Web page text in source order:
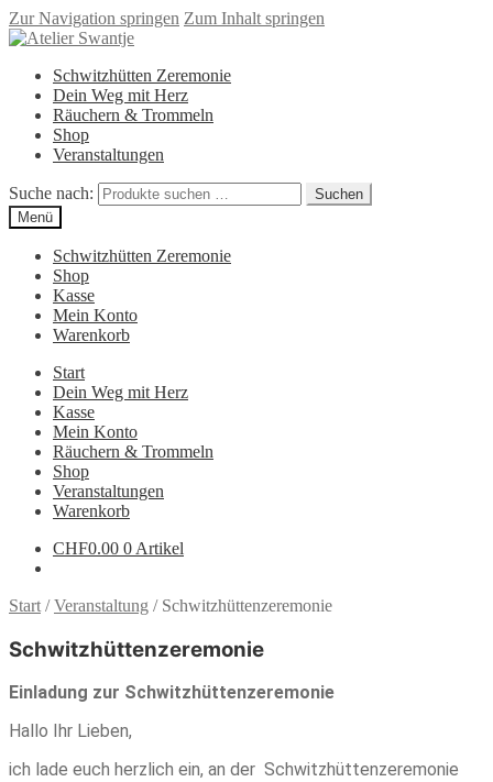
Zur Navigation springen Zum Inhalt springen
Schwitzhütten Zeremonie
Dein Weg mit Herz
Räuchern & Trommeln
Shop
Veranstaltungen
Suche nach:
Suchen
Menü
Schwitzhütten Zeremonie
Shop
Kasse
Mein Konto
Warenkorb
Start
Dein Weg mit Herz
Kasse
Mein Konto
Räuchern & Trommeln
Shop
Veranstaltungen
Warenkorb
CHF0.00 0 Artikel
Start /Veranstaltung / Schwitzhüttenzeremonie
Schwitzhüttenzeremonie
Einladung zur Schwitzhüttenzeremonie
Hallo Ihr Lieben,
ich lade euch herzlich ein, an der Schwitzhüttenzeremonie